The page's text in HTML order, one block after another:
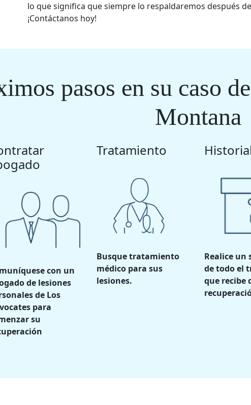
lo que significa que siempre lo respaldaremos después
¡Contáctanos hoy!
pasos en su caso
Montana
con un
de lesiones
de Los
para
su
Tratamiento
Busque tratamiento
médico para sus
lesiones.
Realice un
de todo el
que recibe